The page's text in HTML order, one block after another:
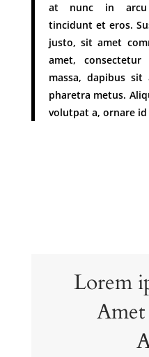
at nunc in arcu
tincidunt et eros.
justo, sit amet
amet,
massa, dapibus
pharetra metus.
volutpat a, ornare id
Lorem